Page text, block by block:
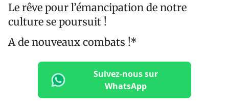
Le rêve pour l’émancipation de notre
culture se poursuit !
A de nouveaux combats !*
Suivez-nous sur
WhatsApp